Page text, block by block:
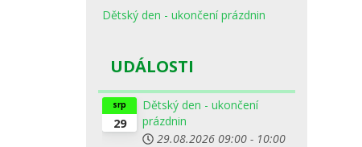
Dětský den - ukončení prázdnin
UDÁLOSTI
29
srp
Dětský den - ukončení
prázdnin
29.08.2026 09:00 - 10:00